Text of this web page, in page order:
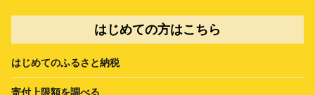
はじめての方はこちら
はじめてのふるさと納税
寄付上限額を調べる